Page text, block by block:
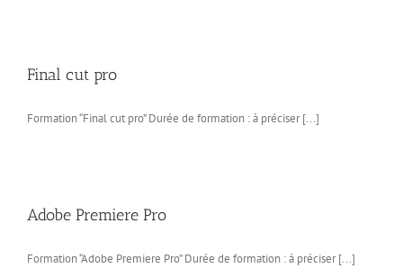
Final cut pro
Formation “Final cut pro” Durée de formation : à préciser [...]
Adobe Premiere Pro
Formation “Adobe Premiere Pro” Durée de formation : à préciser [...]